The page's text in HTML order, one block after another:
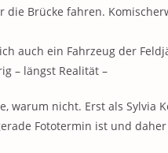
Brücke fahren.
auch ein Fahrzeug der
– längst Realität –
warum nicht. Erst als Sylvia
Fototermin ist und